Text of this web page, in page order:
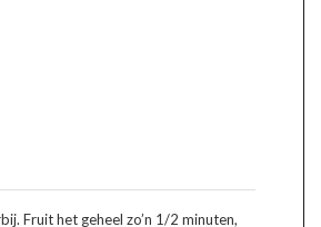
Fruit het geheel zo’n 1/2 minuten,